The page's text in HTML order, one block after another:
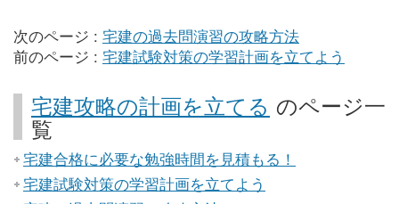
次のページ : 宅建の過去問演習の攻略方法
前のページ : 宅建試験対策の学習計画を立てよう
宅建攻略の計画を立てる のページ一
覧
宅建合格に必要な勉強時間を見積もる！
宅建試験対策の学習計画を立てよう